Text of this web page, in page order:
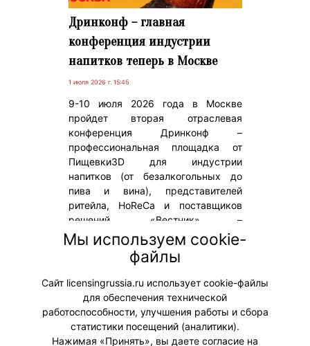
Дринконф – главная
конференция индустрии
напитков теперь в Москве
1 июля 2026 г. 15:45
9-10 июля 2026 года в Москве
пройдет вторая отраслевая
конференция Дринконф –
профессиональная площадка от
Пищевки3D для индустрии
напитков (от безалкогольных до
пива и вина), представителей
ритейла, HoReCa и поставщиков
решений. «Вестник» –
информационный партнер
мероприятия. На конференции
будет распространяться весенний
выпуск журнала.
#Мероприятия
Мы используем cookie-
файлы
Сайт licensingrussia.ru использует cookie-файлы
для обеспечения технической
работоспособности, улучшения работы и сбора
статистики посещений (аналитики).
Нажимая «Принять», вы даете согласие на